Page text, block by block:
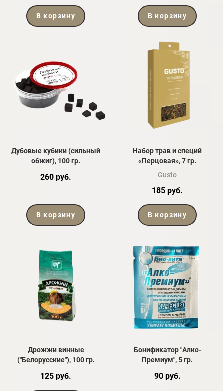
В корзину В корзину
Дубовые кубики (сильный
обжиг), 100 гр.
260 руб.
В корзину
Набор трав и специй
«Перцовая», 7 гр.
Gusto
185 руб.
В корзину
Дрожжи винные
("Белорусские"), 100 гр.
125 руб.
Бонификатор "Алко-
Премиум", 5 гр.
90 руб.